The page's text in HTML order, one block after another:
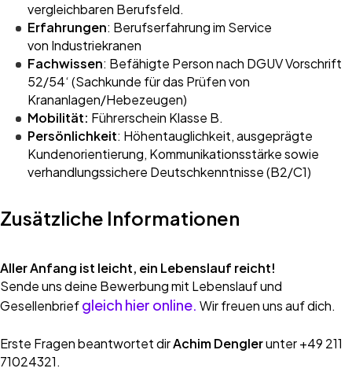
vergleichbaren Berufsfeld.
Erfahrungen: Berufserfahrung im Service
von Industriekranen
Fachwissen: Befähigte Person nach DGUV Vorschrift
52/54‘ (Sachkunde für das Prüfen von
Krananlagen/Hebezeugen)
Mobilität: Führerschein Klasse B.
Persönlichkeit: Höhentauglichkeit, ausgeprägte
Kundenorientierung, Kommunikationsstärke sowie
verhandlungssichere Deutschkenntnisse (B2/C1)
Zusätzliche Informationen
Aller Anfang ist leicht, ein Lebenslauf reicht!
Sende uns deine Bewerbung mit Lebenslauf und
Gesellenbriefgleich hier online. Wir freuen uns auf dich.
Erste Fragen beantwortet dirAchim Denglerunter +49 211
71024321.